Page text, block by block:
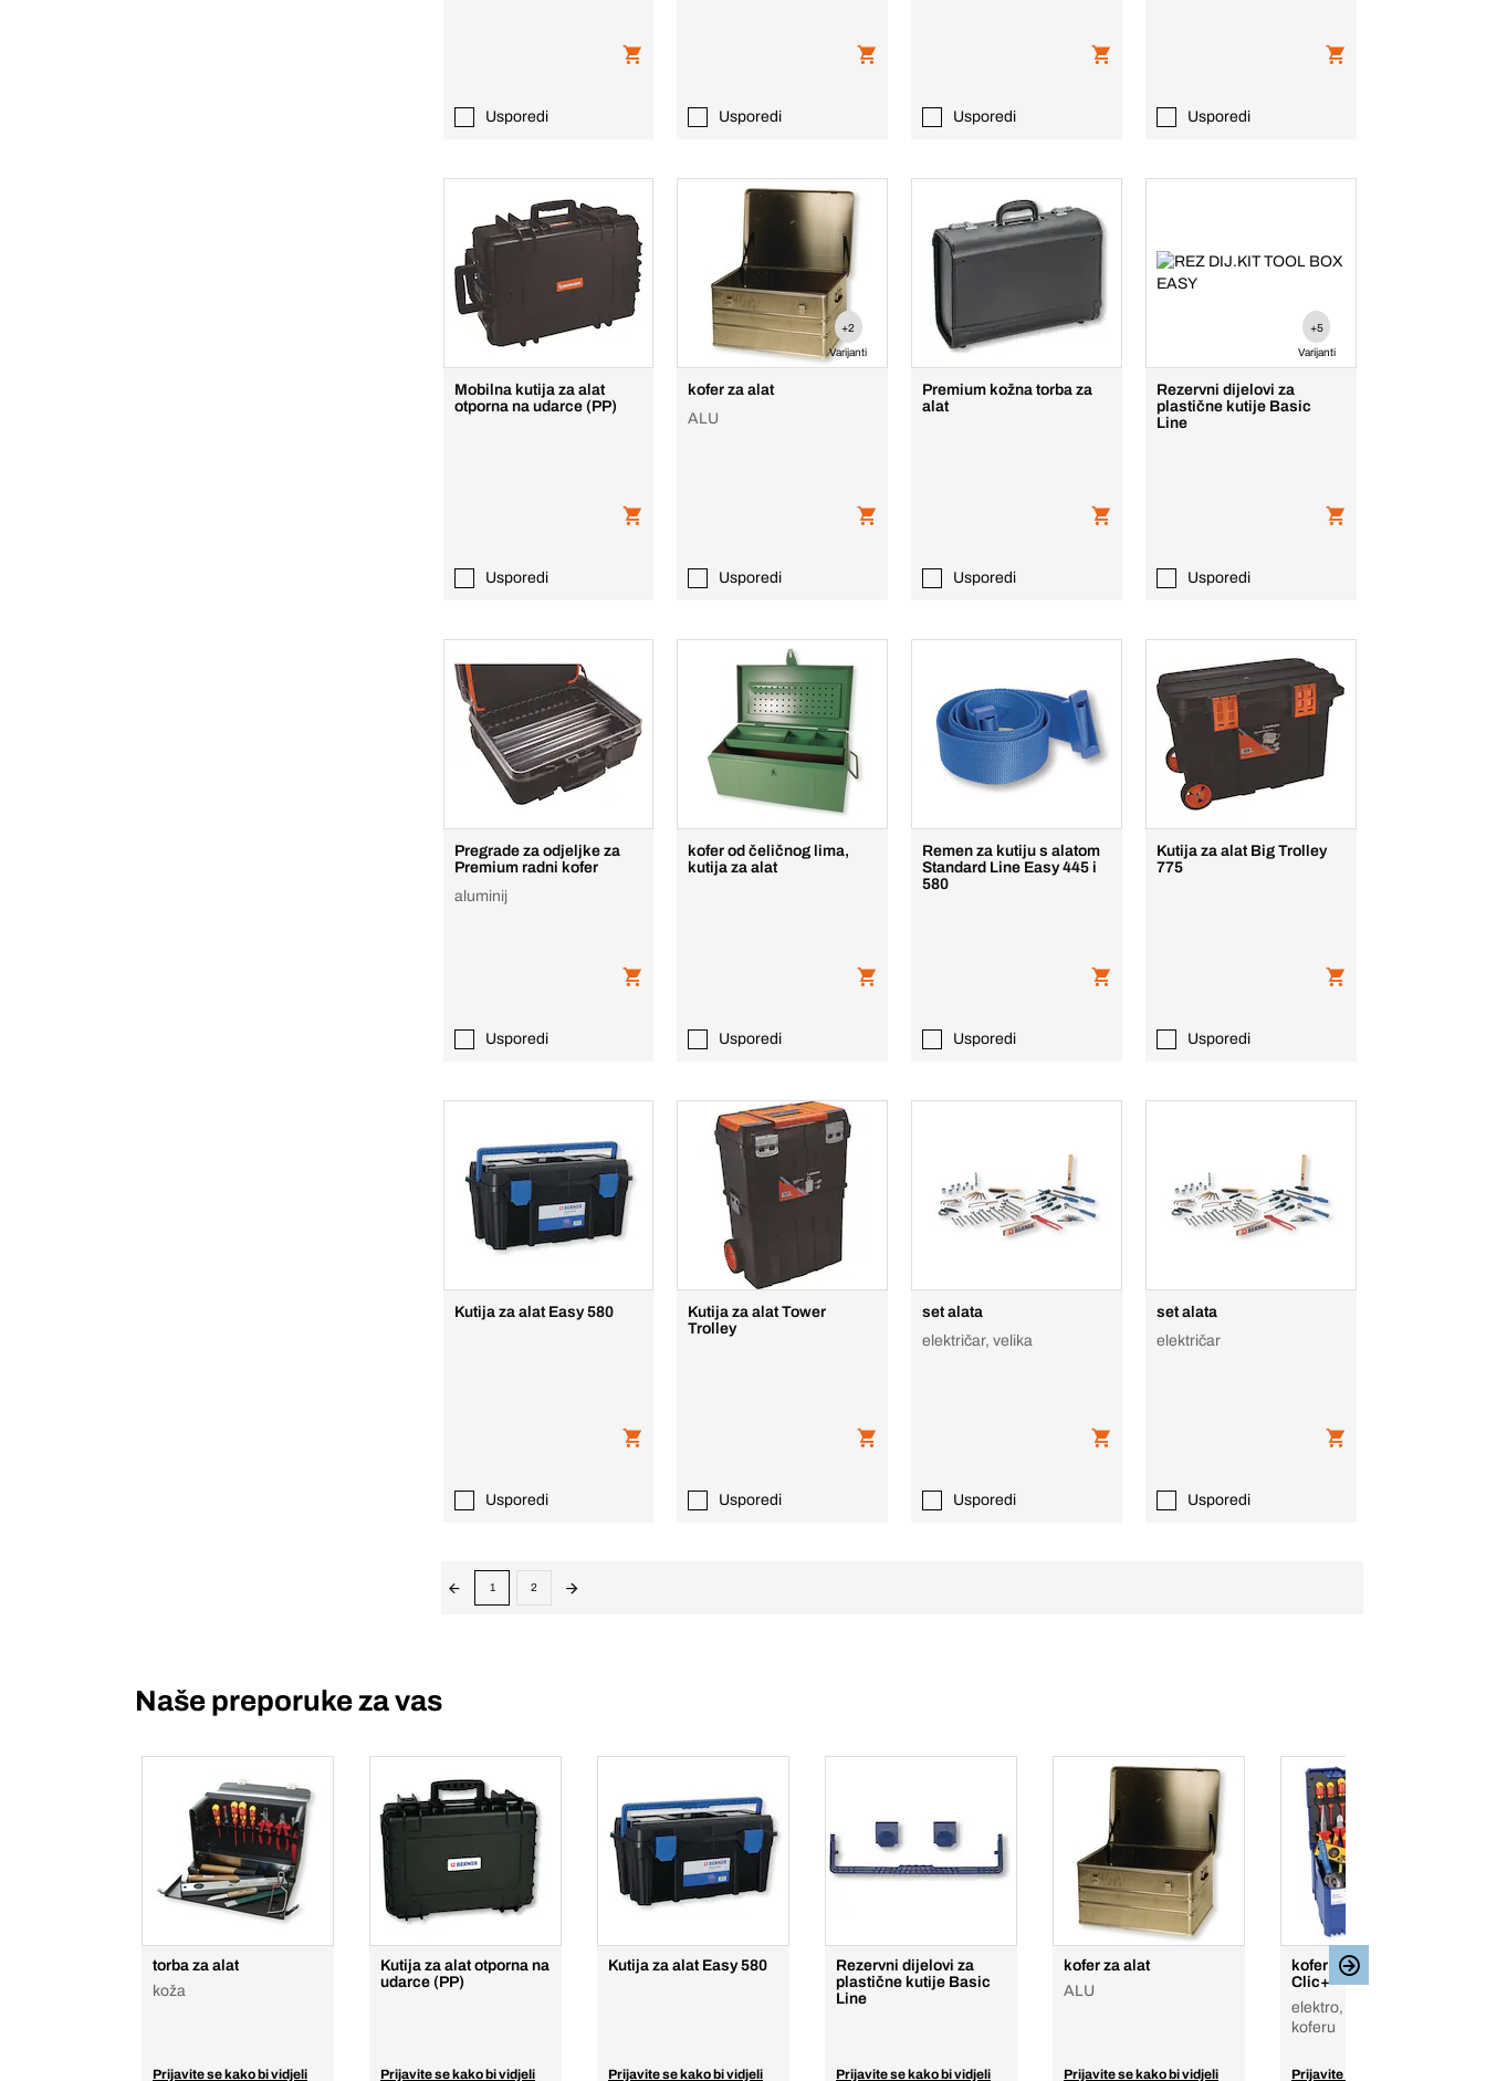
Usporedi Usporedi Usporedi Usporedi
Mobilna kutija za alat
otporna na udarce (PP)
Usporedi
+2
Varijanti
kofer za alat
ALU
Usporedi
Premium kožna torba za
alat
Usporedi
+5
Varijanti
Rezervni dijelovi za
plastične kutije Basic
Line
Usporedi
Pregrade za odjeljke za
Premium radni kofer
aluminij
Usporedi
kofer od čeličnog lima,
kutija za alat
Usporedi
Remen za kutiju s alatom
Standard Line Easy 445 i
580
Usporedi
Kutija za alat Big Trolley
775
Usporedi
Kutija za alat Easy 580
Usporedi
Kutija za alat Tower
Trolley
Usporedi
set alata
električar, velika
Usporedi
set alata
električar
Usporedi
1 2
Naše preporuke za vas
torba za alat
koža
Prijavite se kako bi vidjeli
Kutija za alat otporna na
udarce (PP)
Prijavite se kako bi vidjeli
Kutija za alat Easy 580
Prijavite se kako bi vidjeli
Rezervni dijelovi za
plastične kutije Basic
Line
Prijavite se kako bi vidjeli
kofer za alat
ALU
Prijavite se kako bi vidjeli
kofer za alat BERA
Clic+
elektro, u sistemskom
koferu
Prijavite se kako bi vidjeli